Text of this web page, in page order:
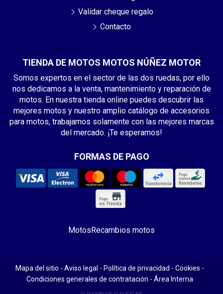
TIENDA DE MOTOS MOTOS NÚÑEZ MOTOR
Somos expertos en el sector de las dos ruedas, por ello
nos dedicamos a la venta, mantenimiento y reparación de
motos. En nuestra tienda online puedes descubrir las
mejores motos y nuestro amplio catálogo de accesorios
para motos, trabajamos solamente con las mejores marcas
del mercado. ¡Te esperamos!
FORMAS DE PAGO
Validar cheque regalo
Contacto
MotosRecambios motos
Mapa del sitio - Aviso legal - Política de privacidad - Cookies -
Condiciones generales de contratación - Área Interna